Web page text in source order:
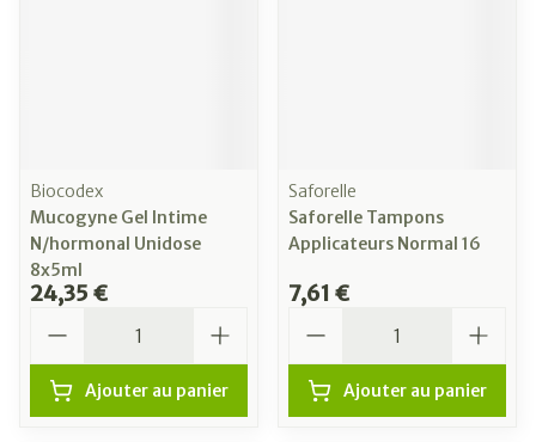
Biocodex
Mucogyne Gel Intime
N/hormonal Unidose
8x5ml
24,35 €
Ajouter au panier
Saforelle
Saforelle Tampons
Applicateurs Normal 16
7,61 €
Ajouter au panier